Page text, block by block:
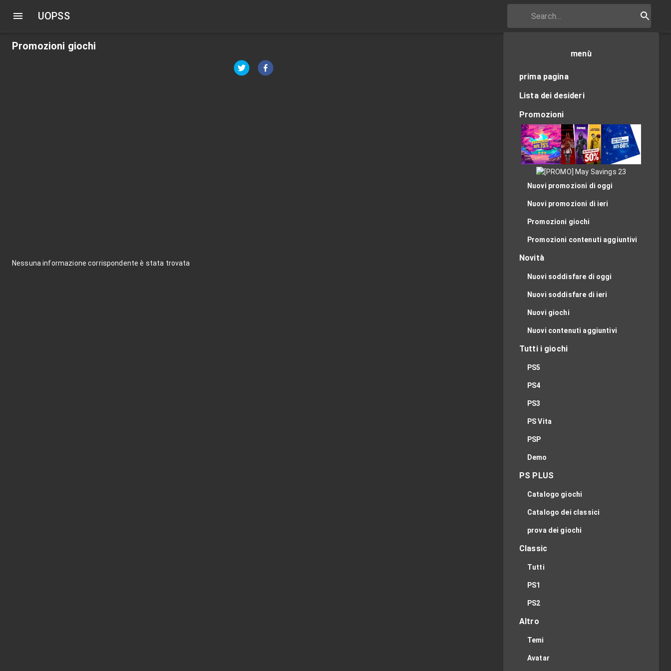
UOPSS
Promozioni giochi
Nessuna informazione corrispondente è stata trovata
menù
prima pagina
Lista dei desideri
Promozioni
Nuovi promozioni di oggi
Nuovi promozioni di ieri
Promozioni giochi
Promozioni contenuti aggiuntivi
Novità
Nuovi soddisfare di oggi
Nuovi soddisfare di ieri
Nuovi giochi
Nuovi contenuti aggiuntivi
Tutti i giochi
PS5
PS4
PS3
PS Vita
PSP
Demo
PS PLUS
Catalogo giochi
Catalogo dei classici
prova dei giochi
Classic
Tutti
PS1
PS2
Altro
Temi
Avatar